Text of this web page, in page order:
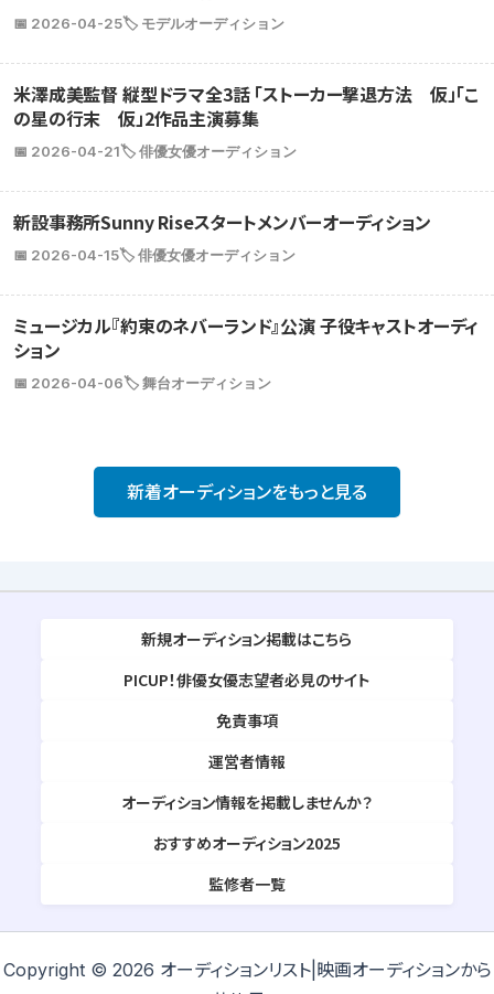
📅 2026-04-25🏷️ モデルオーディション
米澤成美監督 縦型ドラマ全3話 「ストーカー撃退方法 仮」「こ
の星の行末 仮」2作品主演募集
📅 2026-04-21🏷️ 俳優女優オーディション
新設事務所Sunny Riseスタートメンバーオーディション
📅 2026-04-15🏷️ 俳優女優オーディション
ミュージカル『約束のネバーランド』公演 子役キャストオーディ
ション
📅 2026-04-06🏷️ 舞台オーディション
新着オーディションをもっと見る
新規オーディション掲載はこちら
PICUP！俳優女優志望者必見のサイト
免責事項
運営者情報
オーディション情報を掲載しませんか？
おすすめオーディション2025
監修者一覧
Copyright © 2026 オーディションリスト|映画オーディションから